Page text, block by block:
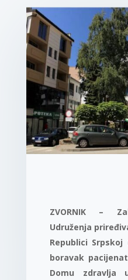
ZVORNIK –
Udruženja
Republici Srpskoj
boravak
Domu zdravlja